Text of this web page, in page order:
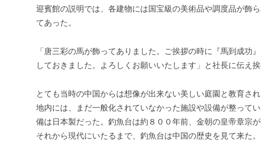
迎賓館の説明では、各建物には国宝級の美術品や調度品が飾
てあった。
「唐三彩の馬が飾ってありました。ご挨拶の時に『馬到成
しておきました。よろしくお願いいたします」と社長に伝え挨
とても当時の中国からは想像が出来ない美しい庭園と教育さ
地内には、まだ一般化されていなかった施設や設備が整って
備は日本製だった。釣魚台は約８００年前、金朝の皇帝章宗
それから現代にいたるまで、釣魚台は中国の歴史を見て来た。